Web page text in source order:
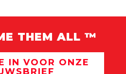
THEM ALL ™
IN VOOR ONZE